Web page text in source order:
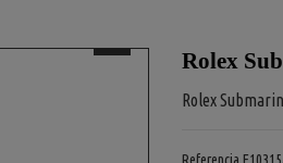
Rolex
Rolex
Referencia